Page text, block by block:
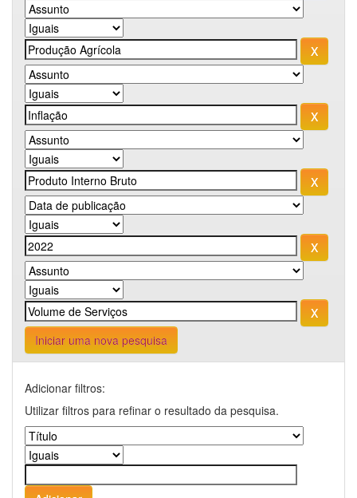
Iniciar uma nova pesquisa
Adicionar filtros:
Utilizar filtros para refinar o resultado da pesquisa.